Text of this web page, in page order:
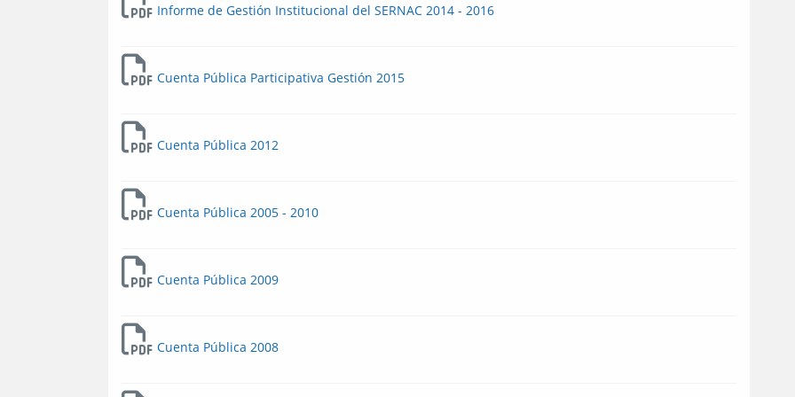
Informe de Gestión Institucional del SERNAC 2014 - 2016
Cuenta Pública Participativa Gestión 2015
Cuenta Pública 2012
Cuenta Pública 2005 - 2010
Cuenta Pública 2009
Cuenta Pública 2008